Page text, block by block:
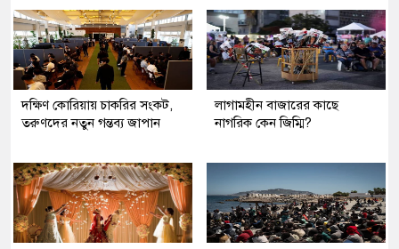
দক্ষিণ কোরিয়ায় চাকরির সংকট,
তরুণদের নতুন গন্তব্য জাপান
লাগামহীন বাজারের কাছে
নাগরিক কেন জিম্মি?